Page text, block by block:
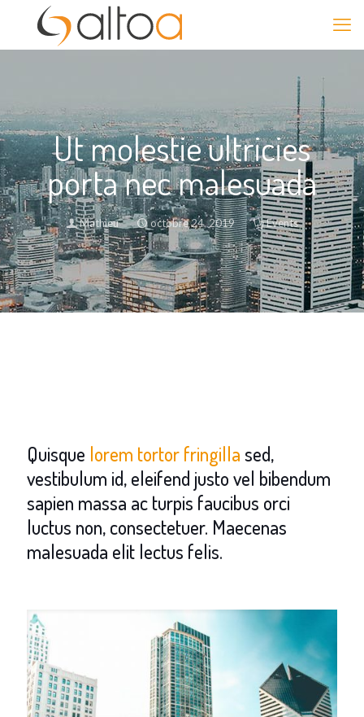
Ut molestie ultricies
porta nec malesuada
Mathieu octobre 24, 2019 Events
Quisque lorem tortor fringillased,
vestibulum id, eleifend justo vel bibendum
sapien massa ac turpis faucibus orci
luctus non, consectetuer. Maecenas
malesuada elit lectus felis.